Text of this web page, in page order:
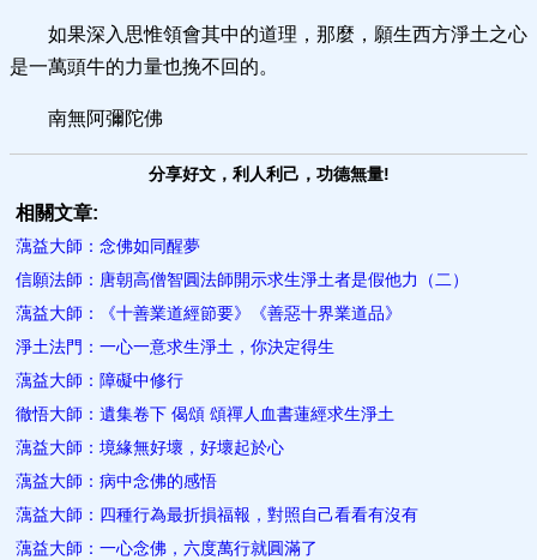
如果深入思惟領會其中的道理，那麼，願生西方淨土之心
是一萬頭牛的力量也挽不回的。
南無阿彌陀佛
分享好文，利人利己，功德無量!
相關文章:
蕅益大師：念佛如同醒夢
信願法師：唐朝高僧智圓法師開示求生淨土者是假他力（二）
蕅益大師：《十善業道經節要》《善惡十界業道品》
淨土法門：一心一意求生淨土，你決定得生
蕅益大師：障礙中修行
徹悟大師：遺集卷下 偈頌 頌禪人血書蓮經求生淨土
蕅益大師：境緣無好壞，好壞起於心
蕅益大師：病中念佛的感悟
蕅益大師：四種行為最折損福報，對照自己看看有沒有
蕅益大師：一心念佛，六度萬行就圓滿了